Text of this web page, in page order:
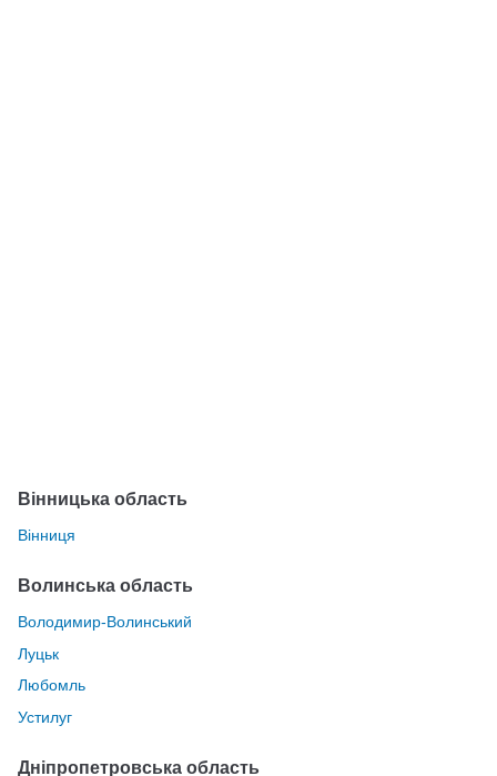
Вінницька область
Вінниця
Волинська область
Володимир-Волинський
Луцьк
Любомль
Устилуг
Дніпропетровська область